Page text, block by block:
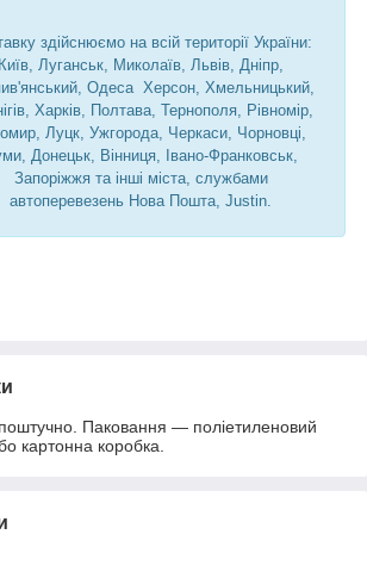
здійснюємо на всій території України:
Київ, Луганськ, Миколаїв, Львів, Дніпр,
Одеса Херсон, Хмельницький,
Харків, Полтава, Тернополя, Рівномір,
Луцк, Ужгорода, Черкаси, Чорновці,
Донецьк, Вінниця, Івано-Франковськ,
Запоріжжя та інші міста, службами
автоперевезень Нова Пошта, Justin.
Паковання — поліетиленовий
картонна коробка.